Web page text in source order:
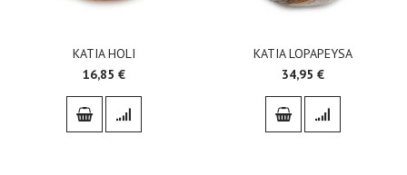
KATIA HOLI
16,85 €
KATIA LOPAPEYSA
34,95 €